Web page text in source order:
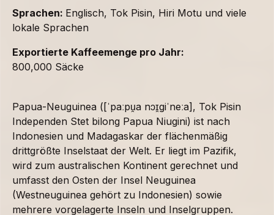
Sprachen: Englisch, Tok Pisin, Hiri Motu und viele
lokale Sprachen
Exportierte Kaffeemenge pro Jahr:
800,000 Säcke
Papua-Neuguinea ([ˈpaːpu̯a nɔɪ̯giˈneːa], Tok Pisin
Independen Stet bilong Papua Niugini) ist nach
Indonesien und Madagaskar der flächenmäßig
drittgrößte Inselstaat der Welt. Er liegt im Pazifik,
wird zum australischen Kontinent gerechnet und
umfasst den Osten der Insel Neuguinea
(Westneuguinea gehört zu Indonesien) sowie
mehrere vorgelagerte Inseln und Inselgruppen.